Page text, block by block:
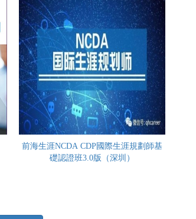
前海生涯NCDA CDP國際生涯規劃師基
礎認證班3.0版（深圳）